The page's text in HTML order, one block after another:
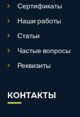
Сертификаты
Наши работы
Статьи
Частые вопросы
Реквизиты
КОНТАКТЫ